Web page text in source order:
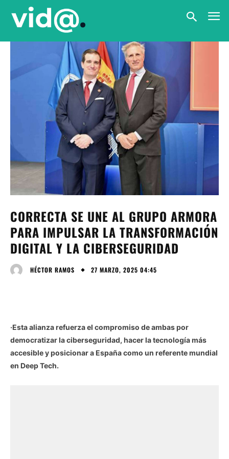
CORRECTA SE UNE AL GRUPO ARMORA
PARA IMPULSAR LA TRANSFORMACIÓN
DIGITAL Y LA CIBERSEGURIDAD
HÉCTOR RAMOS 27 MARZO, 2025 04:45
·Esta alianza refuerza el compromiso de ambas por
democratizar la ciberseguridad, hacer la tecnología más
accesible y posicionar a España como un referente mundial
en Deep Tech.